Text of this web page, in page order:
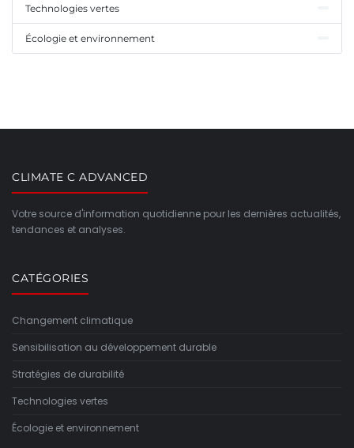
Technologies vertes
Écologie et environnement
CLIMATE C ADVANCED
Votre source d'information quotidienne pour les dernières actualités,
tendances et analyses.
CATÉGORIES
Changement climatique
Sensibilisation au développement durable
Stratégies de durabilité
Technologies vertes
Écologie et environnement